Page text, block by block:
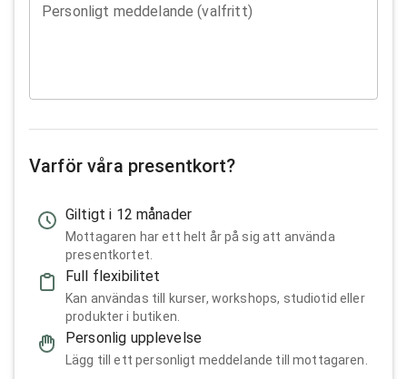
Personligt meddelande (valfritt)
Varför våra presentkort?
Giltigt i 12 månader
Mottagaren har ett helt år på sig att använda
presentkortet.
Full flexibilitet
Kan användas till kurser, workshops, studiotid eller
produkter i butiken.
Personlig upplevelse
Lägg till ett personligt meddelande till mottagaren.